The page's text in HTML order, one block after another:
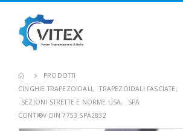
PRODOTTI
CINGHIE TRAPEZOIDALI, TRAPEZOIDALI FASCIATE,
SEZIONI STRETTE E NORME USA,
SPA
CONTI®V DIN 7753 SPA2832